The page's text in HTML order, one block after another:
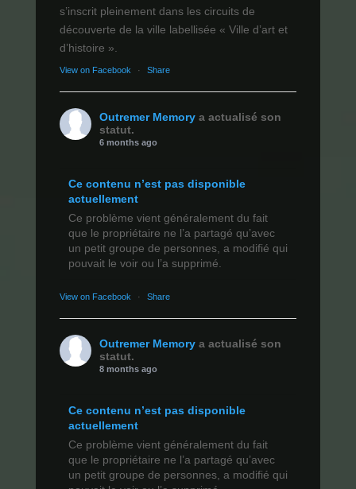
s’inscrit pleinement dans les circuits de
découverte de la ville labellisée « Ville d’art et
d’histoire ».
View on Facebook · Share
Outremer Memory a actualisé son
statut.
6 months ago
Ce contenu n’est pas disponible
actuellement
Ce problème vient généralement du fait
que le propriétaire ne l’a partagé qu’avec
un petit groupe de personnes, a modifié qui
pouvait le voir ou l’a supprimé.
View on Facebook · Share
Outremer Memory a actualisé son
statut.
8 months ago
Ce contenu n’est pas disponible
actuellement
Ce problème vient généralement du fait
que le propriétaire ne l’a partagé qu’avec
un petit groupe de personnes, a modifié qui